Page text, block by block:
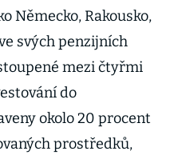
Německo, Rakousko,
svých penzijních
mezi čtyřmi
do
okolo 20 procent
prostředků,